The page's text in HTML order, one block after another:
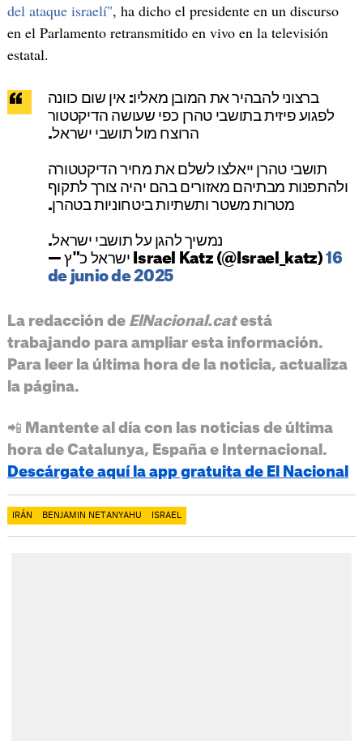
del ataque israelí", ha dicho el presidente en un discurso
en el Parlamento retransmitido en vivo en la televisión
estatal.
ברצוני להבהיר את המובן מאליו: אין שום כוונה
לפגוע פיזית בתושבי טהרן כפי שעושה הדיקטטור
הרוצח מול תושבי ישראל.
תושבי טהרן ייאלצו לשלם את מחיר הדיקטטורה
ולהתפנות מבתיהם מאזורים בהם יהיה צורך לתקוף
מטרות משטר ותשתיות ביטחוניות בטהרן.
נמשיך להגן על תושבי ישראל.
— ישראל כ"ץ Israel Katz (@Israel_katz)16
de junio de 2025
La redacción de ElNacional.catestá
trabajando para ampliar esta información.
Para leer la última hora de la noticia, actualiza
la página.
📲 Mantente al día con las noticias de última
hora de Catalunya, España e Internacional.
Descárgate aquí la app gratuita de El Nacional
IRÁN BENJAMIN NETANYAHU ISRAEL